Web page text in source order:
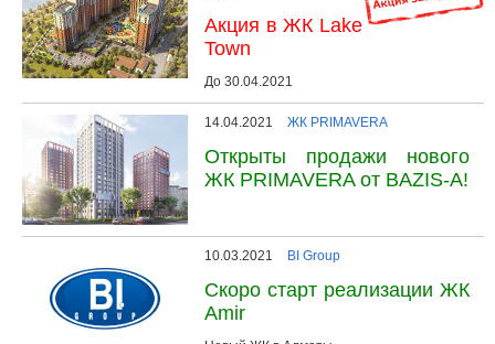
Акция в ЖК Lake
Town
До 30.04.2021
14.04.2021 ЖК PRIMAVERA
Открыты продажи нового
ЖК PRIMAVERA от BAZIS-A!
10.03.2021 BI Group
Скоро старт реализации ЖК
Amir